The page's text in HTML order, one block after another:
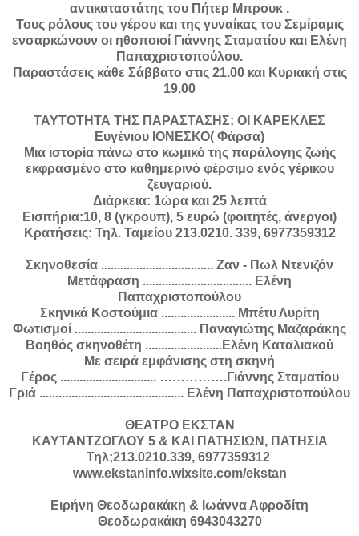
αντικαταστάτης του Πήτερ Μπρουκ .
Τους ρόλους του γέρου και της γυναίκας του Σεμίραμις
ενσαρκώνουν οι ηθοποιοί Γιάννης Σταματίου και Ελένη
Παπαχριστοπούλου.
Παραστάσεις κάθε Σάββατο στις 21.00 και Κυριακή στις
19.00
ΤΑΥΤΟΤΗΤΑ ΤΗΣ ΠΑΡΑΣΤΑΣΗΣ: ΟΙ ΚΑΡΕΚΛΕΣ
Ευγένιου ΙΟΝΕΣΚΟ( Φάρσα)
Μια ιστορία πάνω στο κωμικό της παράλογης ζωής
εκφρασμένο στο καθημερινό φέρσιμο ενός γέρικου
ζευγαριού.
Διάρκεια: 1ώρα και 25 λεπτά
Εισιτήρια:10, 8 (γκρουπ), 5 ευρώ (φοιτητές, άνεργοι)
Κρατήσεις: Τηλ. Ταμείου 213.0210. 339, 6977359312
Σκηνοθεσία ................................... Ζαν - Πωλ Ντενιζόν
Μετάφραση .................................. Ελένη
Παπαχριστοπούλου
Σκηνικά Κοστούμια ....................... Μπέτυ Λυρίτη
Φωτισμοί ...................................... Παναγιώτης Μαζαράκης
Βοηθός σκηνοθέτη ........................Ελένη Καταλιακού
Με σειρά εμφάνισης στη σκηνή
Γέρος .............................. …………….Γιάννης Σταματίου
Γριά ............................................. Ελένη Παπαχριστοπούλου
ΘΕΑΤΡΟ ΕΚΣΤΑΝ
ΚΑΥΤΑΝΤΖΟΓΛΟΥ 5 & ΚΑΙ ΠΑΤΗΣΙΩΝ, ΠΑΤΗΣΙΑ
Τηλ;213.0210.339, 6977359312
www.ekstaninfo.wixsite.com/ekstan
Ειρήνη Θεοδωρακάκη & Ιωάννα Αφροδίτη
Θεοδωρακάκη 6943043270